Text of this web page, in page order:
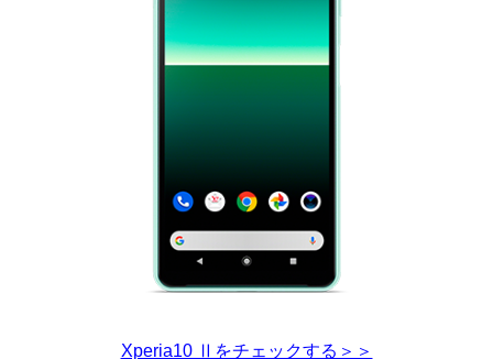
Xperia10 Ⅱをチェックする＞＞